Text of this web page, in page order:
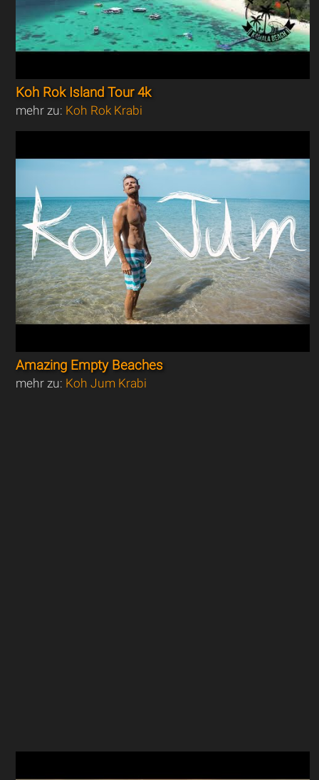
Koh Rok Island Tour 4k
mehr zu: Koh Rok Krabi
Amazing Empty Beaches
mehr zu: Koh Jum Krabi